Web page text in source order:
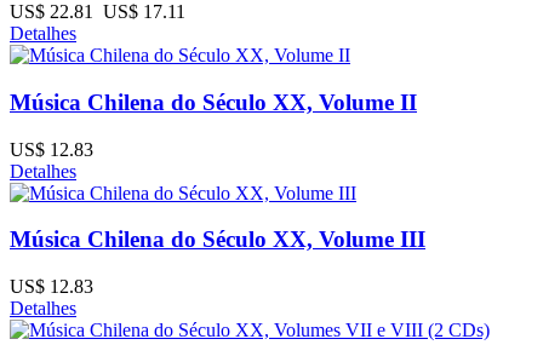
US$ 22.81
US$ 17.11
Detalhes
Música Chilena do Século XX, Volume II
US$ 12.83
Detalhes
Música Chilena do Século XX, Volume III
US$ 12.83
Detalhes